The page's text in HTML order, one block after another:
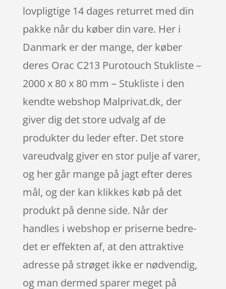
lovpligtige 14 dages returret med din
pakke når du køber din vare. Her i
Danmark er der mange, der køber
deres Orac C213 Purotouch Stukliste –
2000 x 80 x 80 mm – Stukliste i den
kendte webshop Malprivat.dk, der
giver dig det store udvalg af de
produkter du leder efter. Det store
vareudvalg giver en stor pulje af varer,
og her går mange på jagt efter deres
mål, og der kan klikkes køb på det
produkt på denne side. Når der
handles i webshop er priserne bedre-
det er effekten af, at den attraktive
adresse på strøget ikke er nødvendig,
og man dermed sparer meget på